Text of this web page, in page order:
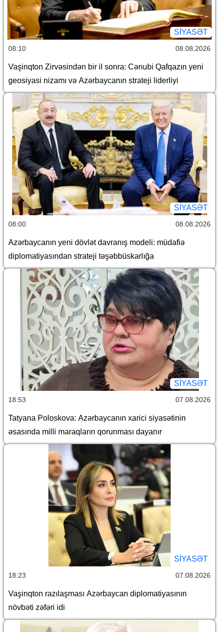
SİYASƏT
08:10 08.08.2026
Vaşinqton Zirvəsindən bir il sonra: Cənubi Qafqazın yeni
geosiyasi nizamı və Azərbaycanın strateji liderliyi
SİYASƏT
08:00 08.08.2026
Azərbaycanın yeni dövlət davranış modeli: müdafiə
diplomatiyasından strateji təşəbbüskarlığa
SİYASƏT
18:53 07.08.2026
Tatyana Poloskova: Azərbaycanın xarici siyasətinin
əsasında milli maraqların qorunması dayanır
SİYASƏT
18:23 07.08.2026
Vaşinqton razılaşması Azərbaycan diplomatiyasının
növbəti zəfəri idi